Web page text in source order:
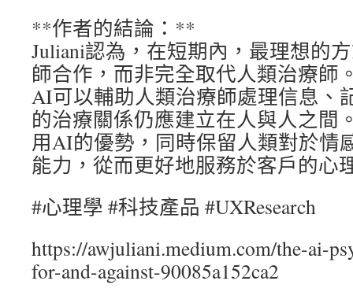
**作者的結論：**
Juliani認為，在短期內，最理想的
師合作，而非完全取代人類治療師
AI可以輔助人類治療師處理信息、
的治療關係仍應建立在人與人之間
用AI的優勢，同時保留人類對於情
能力，從而更好地服務於客戶的心
#心理學 #科技產品 #UXResearch
https://awjuliani.medium.com/the-ai-
for-and-against-90085a152ca2